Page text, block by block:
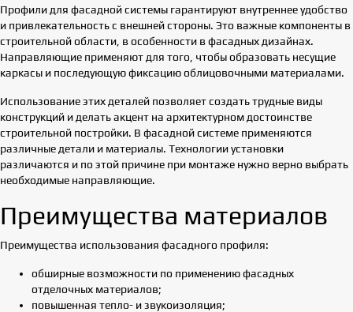
Профили для фасадной системы гарантируют внутреннее удобство
и привлекательность с внешней стороны. Это важные компоненты в
строительной области, в особенности в фасадных дизайнах.
Направляющие применяют для того, чтобы образовать несущие
каркасы и последующую фиксацию облицовочными материалами.
Использование этих деталей позволяет создать трудные виды
конструкций и делать акцент на архитектурном достоинстве
строительной постройки. В фасадной системе применяются
различные детали и материалы. Технологии установки
различаются и по этой причине при монтаже нужно верно выбрать
необходимые направляющие.
Преимущества материалов
Преимущества использования фасадного профиля:
обширные возможности по применению фасадных
отделочных материалов;
повышенная тепло- и звукоизоляция;